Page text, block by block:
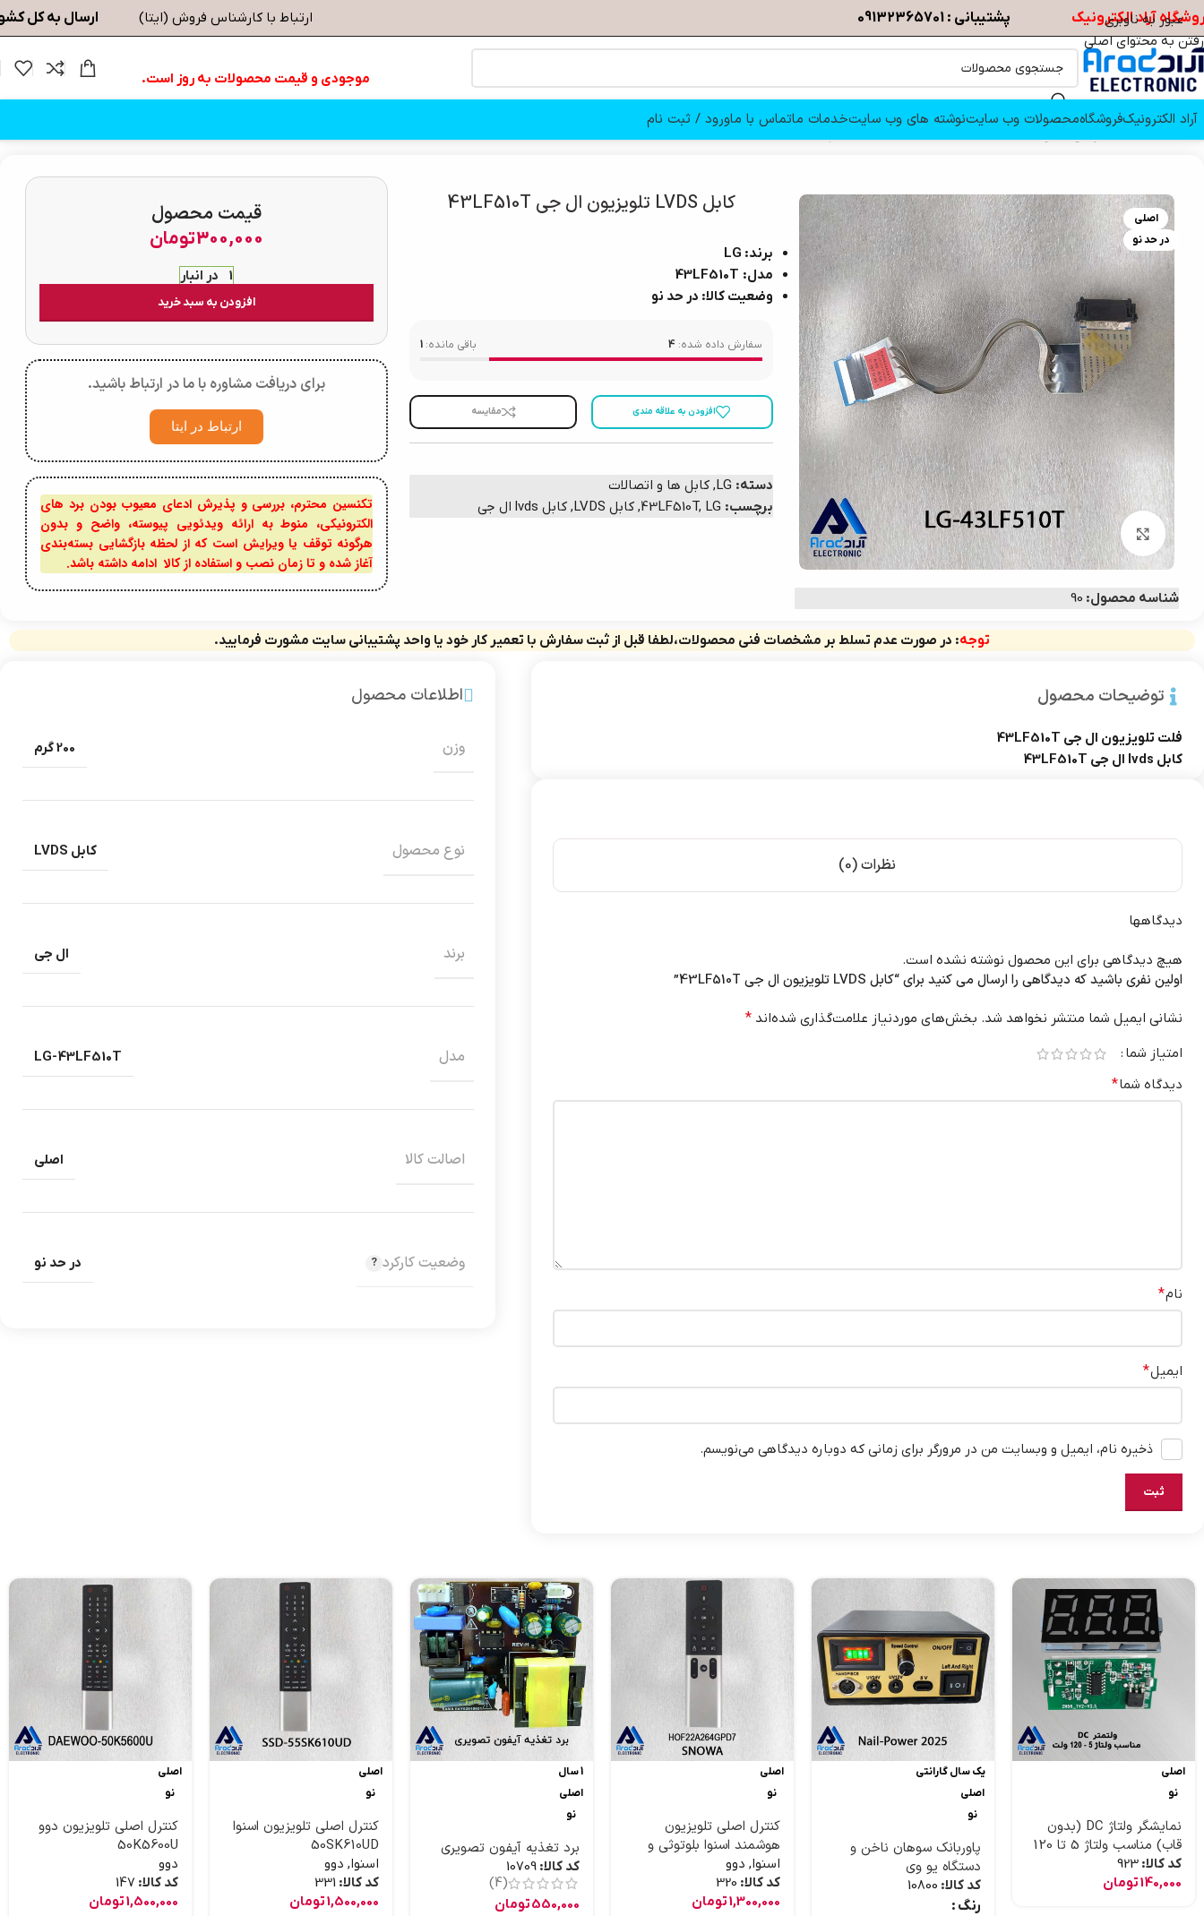
عبور به ناوبری
رفتن به محتوای اصلی
آراد الکترونیک پشتیبانی : 09132365701 ارتباط با کارشناس فروش (ایتا) ارسال به کل
موجودی و قیمت محصولات به روز است.
آراد الکترونیکفروشگاهمحصولات وب سایتنوشته های وب سایتخدمات ماتماس با ماورود / ثبت نام
اصلی
در حد نو
بزرگنمایی تصویر
شناسه محصول: 90
کابل LVDS تلویزیون ال جی 43LF510T
برند: LG
مدل: 43LF510T
وضعیت کالا: در حد نو
سفارش داده شده: 4 باقی مانده: 1
افزودن به علاقه مندی مقایسه
دسته: LG
, کابل ها و اتصالات
برچسب:
43LF510T, LG
, کابل LVDS , کابل lvds ال جی
قیمت محصول
300,000تومان
1 در انبار
افزودن به سبد خرید
برای دریافت مشاوره با ما در ارتباط باشید.
ارتباط در ایتا
تکنسین محترم، بررسی و پذیرش ادعای معیوب بودن برد های
الکترونیکی، منوط به ارائه ویدئویی پیوسته، واضح و بدون
هرگونه توقف یا ویرایش است که از لحظه بازگشایی بسته‌بندی
آغاز شده و تا زمان نصب و استفاده از کالا ادامه داشته باشد.
توجه: در صورت عدم تسلط بر مشخصات فنی محصولات،لطفا قبل از ثبت سفارش با تعمیر کار خود یا واحد پشتیبانی سایت مشورت فرمایید.
توضیحات محصول
فلت تلویزیون ال جی 43LF510T
کابل lvds ال جی 43LF510T
نظرات (0)
دیدگاهها
هیچ دیدگاهی برای این محصول نوشته نشده است.
اولین نفری باشید که دیدگاهی را ارسال می کنید برای “کابل LVDS تلویزیون ال جی 43LF510T”
نشانی ایمیل شما منتشر نخواهد شد. بخش‌های موردنیاز علامت‌گذاری شده‌اند *
امتیاز شما
دیدگاه شما*
نام*
ایمیل*
ذخیره نام، ایمیل و وبسایت من در مرورگر برای زمانی که دوباره دیدگاهی می‌نویسم.
اطلاعات محصول
وزن 200 گرم
نوع محصول کابل LVDS
برند ال جی
مدل LG-43LF510T
اصالت کالا اصلی
وضعیت کارکرد در حد نو
اصلی
نو
نمایشگر ولتاژ DC (بدون
قاب) مناسب ولتاژ 5 تا 120
ولت
کد کالا: 923
140,000تومان
یک سال گارانتی
اصلی
نو
پاوربانک سوهان ناخن و
دستگاه یو وی
کد کالا: 10800
رنگ
اصلی
نو
کنترل اصلی تلویزیون
هوشمند اسنوا بلوتوثی و
موس دار و جستجوی صوتی
اسنوا, دوو
کد کالا: 320
1,300,000تومان
1 سال
اصلی
نو
برد تغذیه آیفون تصویری
کد کالا: 10709
(4)
550,000تومان
اصلی
نو
کنترل اصلی تلویزیون اسنوا
50SK610UD
اسنوا, دوو
کد کالا: 331
1,500,000تومان
اصلی
نو
کنترل اصلی تلویزیون دوو
50K5600U
دوو
کد کالا: 147
1,500,000تومان